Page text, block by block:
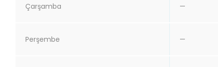
Çarşamba —
Perşembe —